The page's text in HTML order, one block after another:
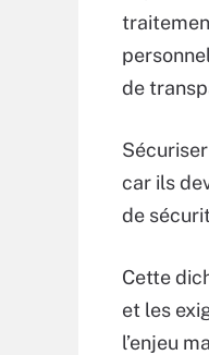
de
car ils
de
Cette
et les
l’enjeu